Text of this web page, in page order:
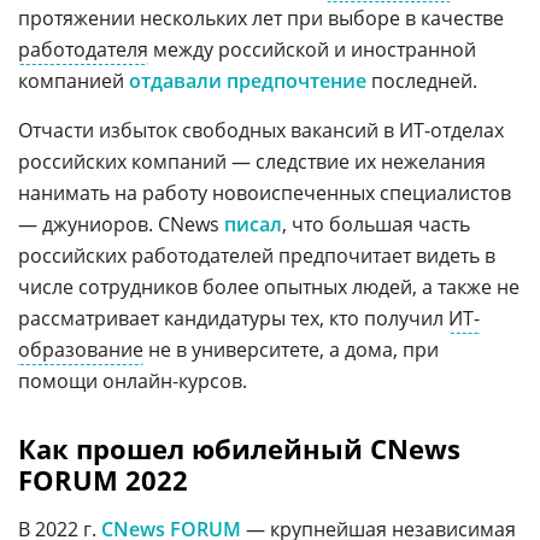
протяжении нескольких лет при выборе в качестве
работодателя между российской и иностранной
компанией отдавали предпочтение последней.
Отчасти избыток свободных вакансий в ИТ-отделах
российских компаний — следствие их нежелания
нанимать на работу новоиспеченных специалистов
— джуниоров. CNews писал, что большая часть
российских работодателей предпочитает видеть в
числе сотрудников более опытных людей, а также не
рассматривает кандидатуры тех, кто получил ИТ-
образование не в университете, а дома, при
помощи онлайн-курсов.
Как прошел юбилейный CNews
FORUM 2022
В 2022 г. CNews FORUM — крупнейшая независимая